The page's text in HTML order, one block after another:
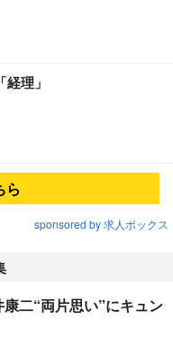
理」
ら
sponsored by 求人ボックス
二“両片思い”にキュン